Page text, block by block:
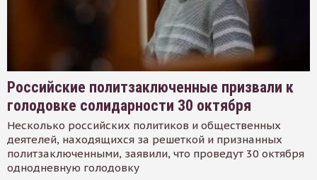
Российские политзаключенные призвали к
голодовке солидарности 30 октября
Несколько российских политиков и общественных
деятелей, находящихся за решеткой и признанных
политзаключенными, заявили, что проведут 30 октября
однодневную голодовку